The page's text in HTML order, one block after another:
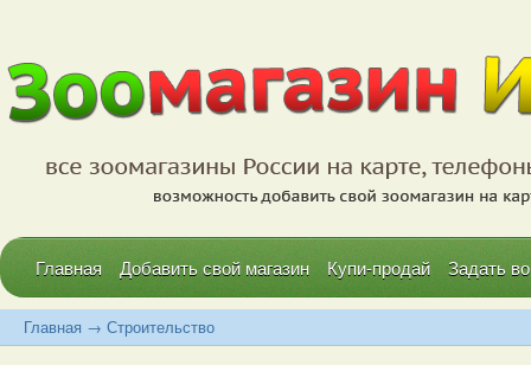
Главная Добавить свой магазин Купи-продай Задать
Главная → Строительство